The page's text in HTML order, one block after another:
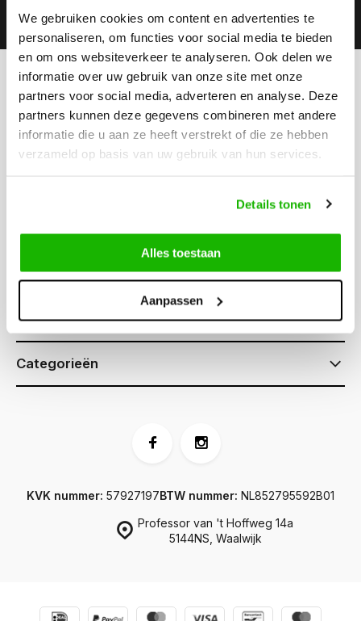
We gebruiken cookies om content en advertenties te
personaliseren, om functies voor social media te bieden
en om ons websiteverkeer te analyseren. Ook delen we
informatie over uw gebruik van onze site met onze
partners voor social media, adverteren en analyse. Deze
partners kunnen deze gegevens combineren met andere
informatie die u aan ze heeft verstrekt of die ze hebben
verzameld op basis van uw gebruik van hun services.
Details tonen
Alles toestaan
Aanpassen
Kunnen we helpen?
Klantenservice:
geopend
Bel ons
0416-272223
Klantenservice
Informatie
Categorieën
Professor van 't Hoffweg 14a
5144NS, Waalwijk
KVK nummer: 57927197BTW nummer: NL852795592B01